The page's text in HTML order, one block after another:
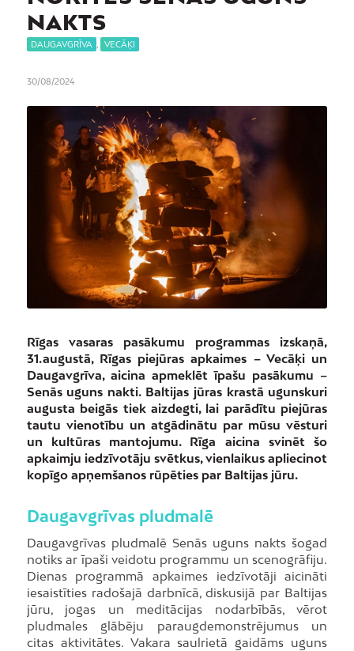
NAKTS
DAUGAVGRĪVA VECĀĶI
30/08/2024
Rīgas vasaras pasākumu programmas izskaņā,
31. augustā, Rīgas piejūras apkaimes – Vecāķi un
Daugavgrīva, aicina apmeklēt īpašu pasākumu –
Senās uguns nakti. Baltijas jūras krastā ugunskuri
augusta beigās tiek aizdegti, lai parādītu piejūras
tautu vienotību un atgādinātu par mūsu vēsturi
un kultūras mantojumu. Rīga aicina svinēt šo
apkaimju iedzīvotāju svētkus, vienlaikus apliecinot
kopīgo apņemšanos rūpēties par Baltijas jūru.
Daugavgrīvas pludmalē
Daugavgrīvas pludmalē Senās uguns nakts šogad
notiks ar īpaši veidotu programmu un scenogrāfiju.
Dienas programmā apkaimes iedzīvotāji aicināti
iesaistīties radošajā darbnīcā, diskusijā par Baltijas
jūru, jogas un meditācijas nodarbībās, vērot
pludmales glābēju paraugdemonstrējumus un
citas aktivitātes. Vakara saulrietā gaidāms uguns